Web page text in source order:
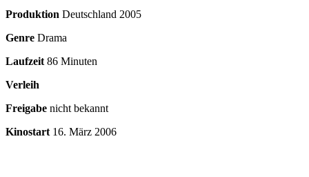
Produktion Deutschland 2005
Genre Drama
Laufzeit86 Minuten
Verleih
Freigabe nicht bekannt
Kinostart 16. März 2006